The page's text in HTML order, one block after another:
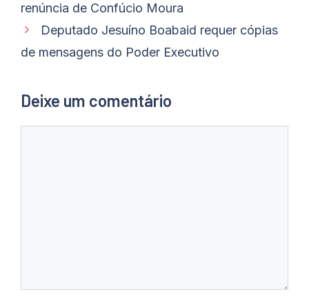
renúncia de Confúcio Moura
Deputado Jesuíno Boabaid requer cópias
de mensagens do Poder Executivo
Deixe um comentário